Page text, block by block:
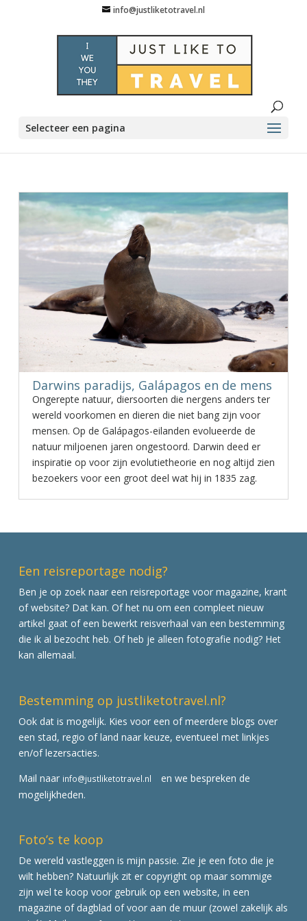
info@justliketotravel.nl
Selecteer een pagina
Darwins paradijs, Galápagos en de mens
Ongerepte natuur, diersoorten die nergens anders ter
wereld voorkomen en dieren die niet bang zijn voor
mensen. Op de Galápagos-eilanden evolueerde de
natuur miljoenen jaren ongestoord. Darwin deed er
inspiratie op voor zijn evolutietheorie en nog altijd zien
bezoekers voor een groot deel wat hij in 1835 zag.
Een reisreportage nodig?
Ben je op zoek naar een reisreportage voor magazine, krant
of website? Dat kan. Of het nu om een compleet nieuw
artikel gaat of een bewerkt reisverhaal van een bestemming
die ik al bezocht heb. Of heb je alleen fotografie nodig? Het
kan allemaal.
Bestemming op justliketotravel.nl?
Ook dat is mogelijk. Kies voor een of meerdere blogs over
een stad, regio of land naar keuze, eventueel met linkjes
en/of lezersacties.
Mail naar info@justliketotravel.nl
en we bespreken de
mogelijkheden.
Foto’s te koop
De wereld vastleggen is mijn passie. Zie je een foto die je
wilt hebben? Natuurlijk zit er copyright op maar sommige
zijn wel te koop voor gebruik op een website, in een
magazine of dagblad of voor aan de muur (zowel zakelijk als